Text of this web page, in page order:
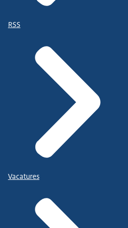
RSS
Vacatures